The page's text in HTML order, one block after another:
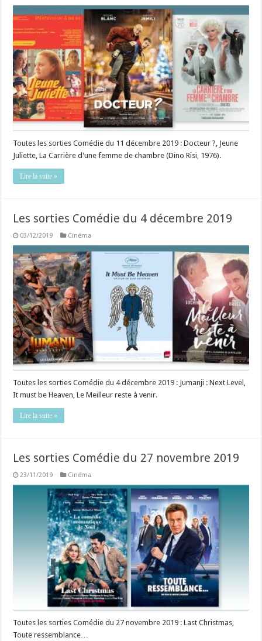
Toutes les sorties Comédie du 11 décembre 2019 : Docteur ?, Jeune
Juliette, La Carrière d'une femme de chambre (Dino Risi, 1976).
Lire la suite »
Les sorties Comédie du 4 décembre 2019
03/12/2019 Cinéma
Toutes les sorties Comédie du 4 décembre 2019 : Jumanji : Next Level,
It must be Heaven, Le Meilleur reste à venir.
Lire la suite »
Les sorties Comédie du 27 novembre 2019
23/11/2019 Cinéma
Toutes les sorties Comédie du 27 novembre 2019 : Last Christmas,
Toute ressemblance…